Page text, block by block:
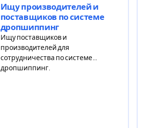
Ищу производителей и
поставщиков по системе
дропшиппинг
Ищу поставщиков и
производителей для
сотрудничества по системе
дропшиппинг.